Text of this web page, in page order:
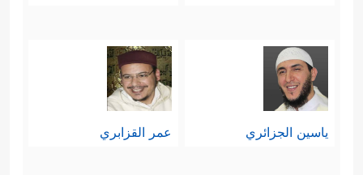
ياسين الجزائري عمر القزابري